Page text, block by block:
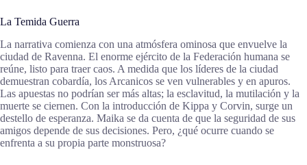
La Temida Guerra
La narrativa comienza con una atmósfera ominosa que envuelve la
ciudad de Ravenna. El enorme ejército de la Federación humana se
reúne, listo para traer caos. A medida que los líderes de la ciudad
demuestran cobardía, los Arcanicos se ven vulnerables y en apuros.
Las apuestas no podrían ser más altas; la esclavitud, la mutilación y la
muerte se ciernen. Con la introducción de Kippa y Corvin, surge un
destello de esperanza. Maika se da cuenta de que la seguridad de sus
amigos depende de sus decisiones. Pero, ¿qué ocurre cuando se
enfrenta a su propia parte monstruosa?